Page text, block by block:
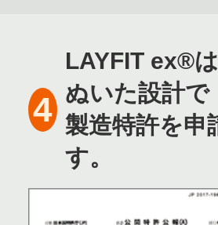
4
LAYFIT ex®
ぬいた設計で
製造特許を申
す。